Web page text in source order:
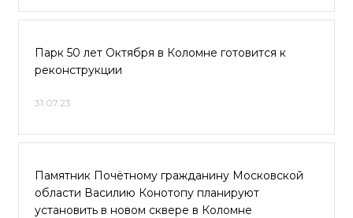
Парк 50 лет Октября в Коломне готовится к
реконструкции
31.07.23
Памятник Почётному гражданину Московской
области Василию Конотопу планируют
установить в новом сквере в Коломне